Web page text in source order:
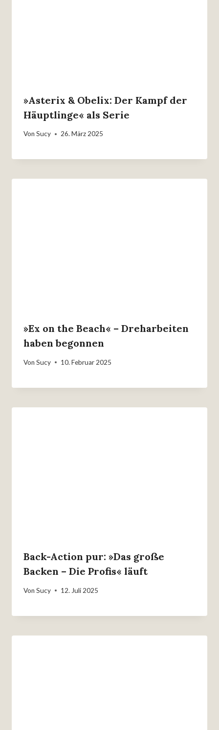
»Asterix & Obelix: Der Kampf der
Häuptlinge« als Serie
Von Sucy 26. März 2025
»Ex on the Beach« – Dreharbeiten
haben begonnen
Von Sucy 10. Februar 2025
Back-Action pur: »Das große
Backen – Die Profis« läuft
Von Sucy 12. Juli 2025